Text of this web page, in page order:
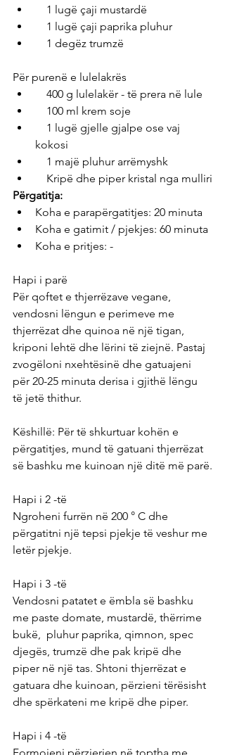
    1 lugë çaji mustardë
    1 lugë çaji paprika pluhur
    1 degëz trumzë
Për purenë e lulelakrës
    400 g lulelakër - të prera në lule
    100 ml krem ​​soje
kokosi
    1 majë pluhur arrëmyshk
    Kripë dhe piper kristal nga mulliri
Përgatitja:
Koha e parapërgatitjes: 20 minuta
Koha e gatimit / pjekjes: 60 minuta
Koha e pritjes: -
Hapi i parë
Për qoftet e thjerrëzave vegane,
vendosni lëngun e perimeve me
thjerrëzat dhe quinoa në një tigan,
kriponi lehtë dhe lërini të ziejnë. Pastaj
zvogëloni nxehtësinë dhe gatuajeni
për 20-25 minuta derisa i gjithë lëngu
të jetë thithur.
Këshillë: Për të shkurtuar kohën e
përgatitjes, mund të gatuani thjerrëzat
së bashku me kuinoan një ditë më parë.
Hapi i 2 -të
Ngroheni furrën në 200 ° C dhe
përgatitni një tepsi pjekje të veshur me
letër pjekje.
Hapi i 3 -të
Vendosni patatet e ëmbla së bashku
me paste domate, mustardë, thërrime
bukë,  pluhur paprika, qimnon, spec
djegës, trumzë dhe pak kripë dhe
piper në një tas. Shtoni thjerrëzat e
gatuara dhe kuinoan, përzieni tërësisht
dhe spërkateni me kripë dhe piper.
Hapi i 4 -të
Formojeni përzierjen në toptha me